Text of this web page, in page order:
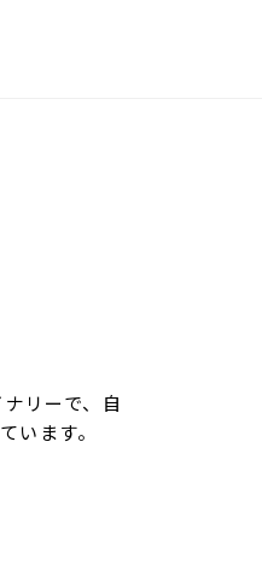
リーで、自
います。